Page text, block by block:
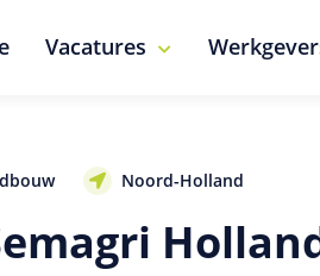
Vacatures
Noord-Holland